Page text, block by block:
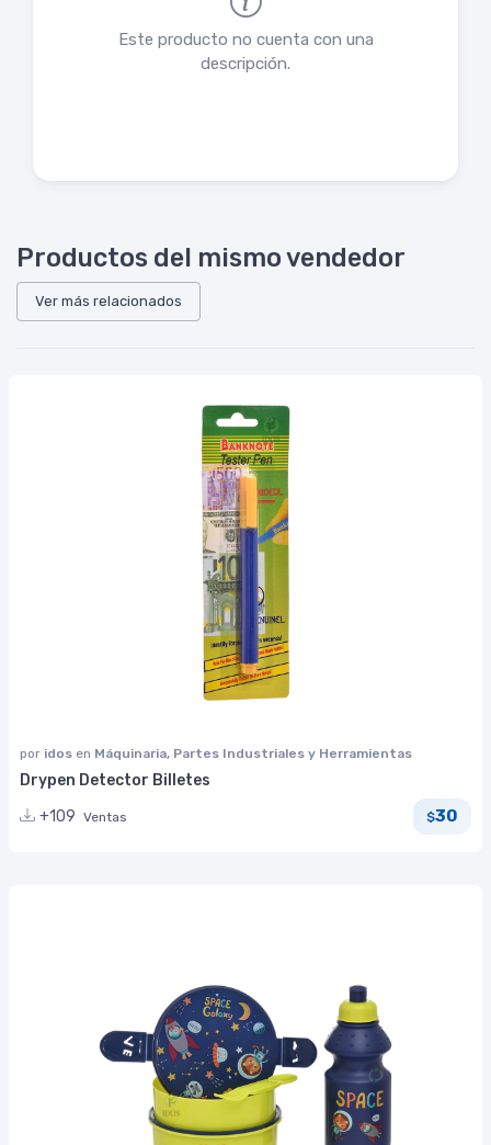
Este producto no cuenta con una
descripción.
Productos del mismo vendedor
Ver más relacionados
por idos en Máquinaria, Partes Industriales y Herramientas
Drypen Detector Billetes
+109 Ventas $30